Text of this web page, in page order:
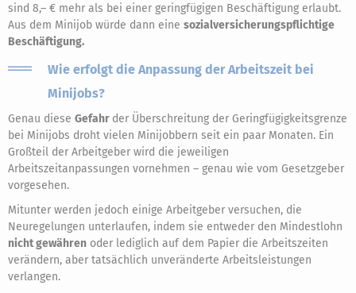
sind 8,– € mehr als bei einer geringfügigen Beschäftigung erlaubt.
Aus dem Minijob würde dann eine sozialversicherungspflichtige
Beschäftigung.
Wie erfolgt die Anpassung der Arbeitszeit bei
Minijobs?
Genau diese Gefahr der Überschreitung der Geringfügigkeitsgrenze
bei Minijobs droht vielen Minijobbern seit ein paar Monaten. Ein
Großteil der Arbeitgeber wird die jeweiligen
Arbeitszeitanpassungen vornehmen – genau wie vom Gesetzgeber
vorgesehen.
Mitunter werden jedoch einige Arbeitgeber versuchen, die
Neuregelungen unterlaufen, indem sie entweder den Mindestlohn
nicht gewähren oder lediglich auf dem Papier die Arbeitszeiten
verändern, aber tatsächlich unveränderte Arbeitsleistungen
verlangen.